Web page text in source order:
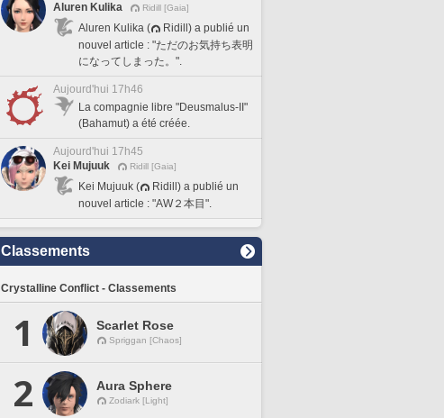
Aluren Kulika
Ridill [Gaia]
Aluren Kulika (
Ridill) a publié un
nouvel article : "ただのお気持ち表明
になってしまった。".
Aujourd'hui 17h46
La compagnie libre "Deusmalus-II"
(Bahamut) a été créée.
Aujourd'hui 17h45
Kei Mujuuk
Ridill [Gaia]
Kei Mujuuk (
Ridill) a publié un
nouvel article : "AW２本目".
Classements
Crystalline Conflict - Classements
1 Scarlet Rose
Spriggan [Chaos]
2 Aura Sphere
Zodiark [Light]